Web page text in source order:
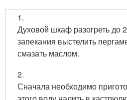
1.
Духовой шкаф разогреть до
запекания выстелить
смазать маслом.
2.
Сначала необходимо